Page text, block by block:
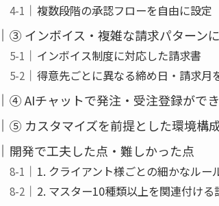
複数段階の承認フローを自由に設定
③ インボイス・複雑な請求パターン
インボイス制度に対応した請求書
得意先ごとに異なる締め日・請求月
④ AIチャットで発注・受注登録がで
⑤ カスタマイズを前提とした環境構
開発で工夫した点・難しかった点
1. クライアント様ごとの細かなルー
2. マスター10種類以上を関連付ける